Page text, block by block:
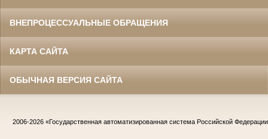
ВНЕПРОЦЕССУАЛЬНЫЕ ОБРАЩЕНИЯ
КАРТА САЙТА
ОБЫЧНАЯ ВЕРСИЯ САЙТА
2006-2026 «Государственная автоматизированная система Российской